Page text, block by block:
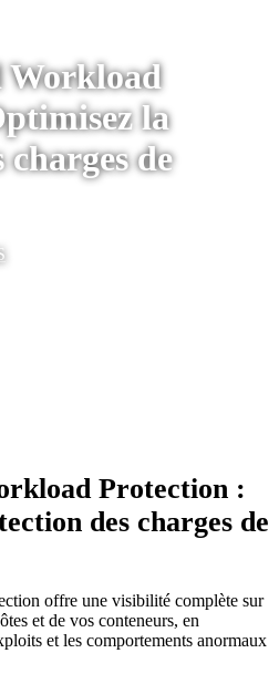
Workload
la
de
Protection :
des charges de
offre une visibilité complète sur
et de vos conteneurs, en
et les comportements anormaux